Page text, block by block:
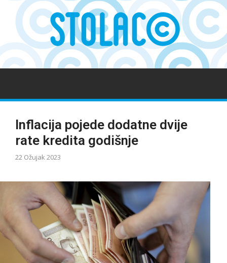
Inflacija pojede dodatne dvije
rate kredita godišnje
22 Ožujak 2023